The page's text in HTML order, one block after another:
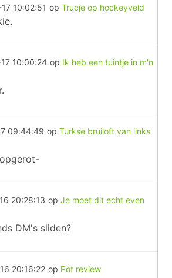
10:02:51 op Trucje op hockeyveld
10:00:24 op Ik heb een tuintje in m'n
09:44:49 op Turkse bruiloft van links
20:28:13 op Je moet dit echt even
DM's sliden?
20:16:22 op Pot review